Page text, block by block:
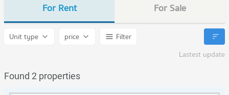
For Rent For Sale
Unit type price
Filter
Lastest update
Found 2 properties